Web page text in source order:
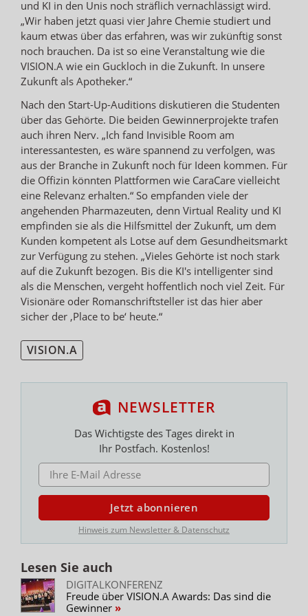
und KI in den Unis noch sträflich vernachlässigt wird.
„Wir haben jetzt quasi vier Jahre Chemie studiert und
kaum etwas über das erfahren, was wir zukünftig sonst
noch brauchen. Da ist so eine Veranstaltung wie die
VISION.A wie ein Guckloch in die Zukunft. In unsere
Zukunft als Apotheker.“
Nach den Start-Up-Auditions diskutieren die Studenten
über das Gehörte. Die beiden Gewinnerprojekte trafen
auch ihren Nerv. „Ich fand Invisible Room am
interessantesten, es wäre spannend zu verfolgen, was
aus der Branche in Zukunft noch für Ideen kommen. Für
die Offizin könnten Plattformen wie CaraCare vielleicht
eine Relevanz erhalten.“ So empfanden viele der
angehenden Pharmazeuten, denn Virtual Reality und KI
empfinden sie als die Hilfsmittel der Zukunft, um dem
Kunden kompetent als Lotse auf dem Gesundheitsmarkt
zur Verfügung zu stehen. „Vieles Gehörte ist noch stark
auf die Zukunft bezogen. Bis die KI's intelligenter sind
als die Menschen, vergeht hoffentlich noch viel Zeit. Für
Visionäre oder Romanschriftsteller ist das hier aber
sicher der ‚Place to be‘ heute.“
VISION.A
NEWSLETTER
Das Wichtigste des Tages direkt in
Ihr Postfach. Kostenlos!
E-MAIL ADRESSE
Jetzt abonnieren
Hinweis zum Newsletter & Datenschutz
Lesen Sie auch
DIGITALKONFERENZ
Freude über VISION.A Awards: Das sind die
Gewinner